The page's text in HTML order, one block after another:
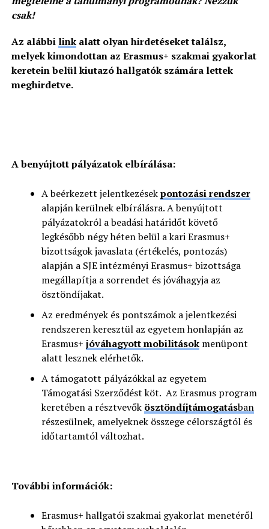
csak!
Az alábbi link alatt olyan hirdetéseket találsz,
melyek kimondottan az Erasmus+ szakmai gyakorlat
keretein belül kiutazó hallgatók számára lettek
meghirdetve.
A benyújtott pályázatok elbírálása:
A beérkezett jelentkezésekpontozási rendszer
alapján kerülnek elbírálásra. A benyújtott
pályázatokról a beadási határidőt követő
legkésőbb négy héten belül a kari Erasmus+
bizottságok javaslata (értékelés, pontozás)
alapján a SJE intézményi Erasmus+ bizottsága
megállapítja a sorrendet és jóváhagyja az
ösztöndíjakat.
Az eredmények és pontszámok a jelentkezési
rendszeren keresztül az egyetem honlapján az
Erasmus+ jóváhagyott mobilitásokmenüpont
alatt lesznek elérhetők.
A támogatott pályázókkal az egyetem
Támogatási Szerződést köt. Az Erasmus program
keretében a résztvevők ösztöndíjtámogatásban
részesülnek, amelyeknek összege célországtól és
időtartamtól változhat.
További információk:
Erasmus+ hallgatói szakmai gyakorlat menetéről